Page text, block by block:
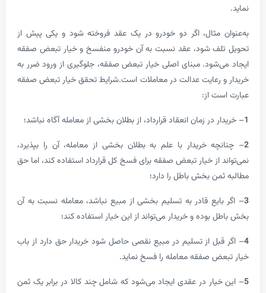
مثال، اگر دو خودرو در یک عقد فروخته شود و یکی پیش از
شود، عقد نسبت به آن خودرو منفسخ و خیار تبعض صفقه
مبنای اصلی خیار تبعض صفقه، جلوگیری از ورود ضرر به
رعایت عدالت در معاملات است.شرایط تحقق خیار تبعض صفقه
از:
در زمان انعقاد قرارداد، از بطلان بخشی از معامله آگاه نباشد؛
خریدار با علم به بطلان بخشی از معامله، آن را بپذیرد،
از خیار تبعض صفقه برای فسخ کل قرارداد استفاده کند، اما حق
بخش باطل را دارد؛
قادر به تسلیم بخشی از مبیع نباشد، معامله نسبت به آن
و خریدار می‌تواند از این خیار استفاده کند؛
از تسلیم در مبیع نقصی حاصل شود خریدار حق دارد از باب
صفقه معامله را فسخ نماید.
در عقدی ایجاد می‌شود که شامل چند کالا در برابر یک ثمن